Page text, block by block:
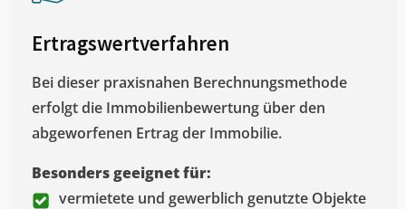
Ertragswertverfahren
Bei dieser praxisnahen Berechnungsmethode
erfolgt die Immobilienbewertung über den
abgeworfenen Ertrag der Immobilie.
Besonders geeignet für:
vermietete und gewerblich genutzte Objekte